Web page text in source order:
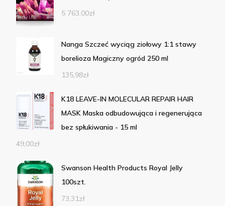
5 763,00zł
Nanga Szczeć wyciąg ziołowy 1:1 stawy
borelioza Magiczny ogród 250 ml
135,98zł
K18 LEAVE-IN MOLECULAR REPAIR HAIR
MASK Maska odbudowująca i regenerująca
bez spłukiwania - 15 ml
49,00zł
Swanson Health Products Royal Jelly
100szt.
73,31zł